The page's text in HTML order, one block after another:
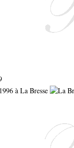
à La Bresse